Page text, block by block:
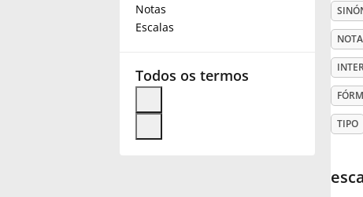
Français
Notas
Escalas
Todos os termos
TIPO